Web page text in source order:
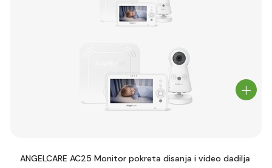
ANGELCARE AC25 Monitor pokreta disanja i video dadilja